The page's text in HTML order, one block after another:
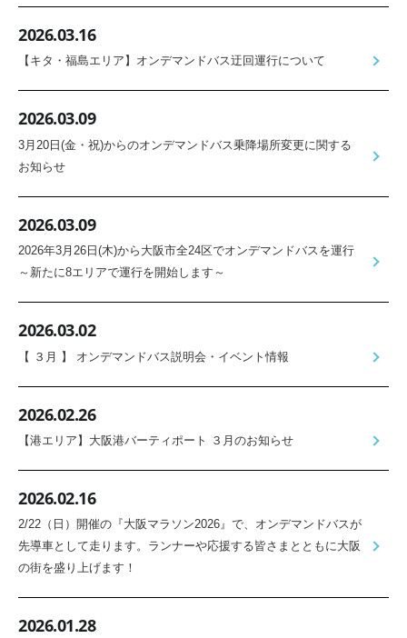
2026.03.16
【キタ・福島エリア】オンデマンドバス迂回運行について
2026.03.09
3月20日(金・祝)からのオンデマンドバス乗降場所変更に関する
お知らせ
2026.03.09
2026年3月26日(木)から大阪市全24区でオンデマンドバスを運行
～新たに8エリアで運行を開始します～
2026.03.02
【 ３月 】 オンデマンドバス説明会・イベント情報
2026.02.26
【港エリア】大阪港バーティポート ３月のお知らせ
2026.02.16
2/22（日）開催の『大阪マラソン2026』で、オンデマンドバスが
先導車として走ります。ランナーや応援する皆さまとともに大阪
の街を盛り上げます！
2026.01.28